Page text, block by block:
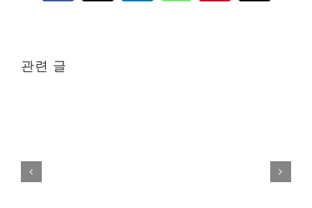
메
관련 글